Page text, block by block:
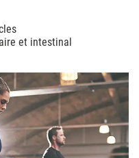
et intestinal